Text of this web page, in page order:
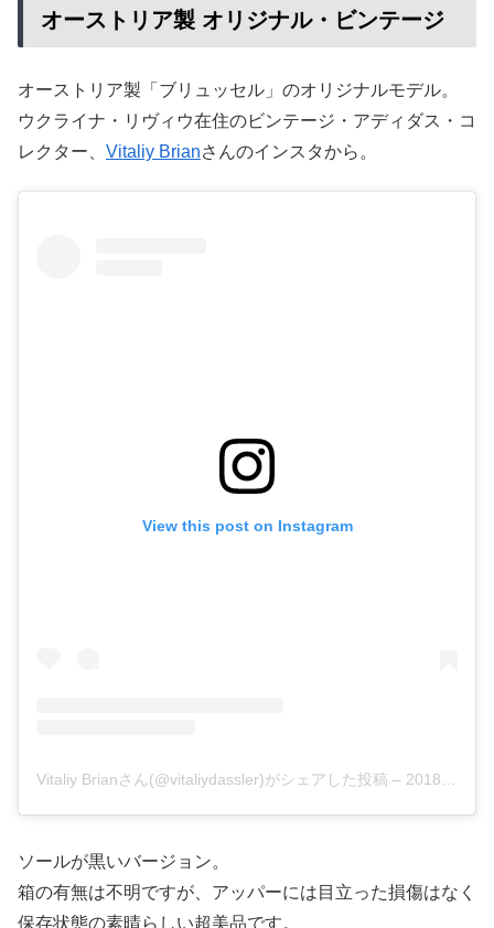
オーストリア製 オリジナル・ビンテージ
オーストリア製「ブリュッセル」のオリジナルモデル。
ウクライナ・リヴィウ在住のビンテージ・アディダス・コ
レクター、 Vitaliy Brianさんのインスタから。
View this post on Instagram
Vitaliy Brianさん(@vitaliydassler)がシェアした投稿 – 2018年 8月月24日午前8時23分PDT
ソールが黒いバージョン。
箱の有無は不明ですが、アッパーには目立った損傷はなく
保存状態の素晴らしい超美品です。